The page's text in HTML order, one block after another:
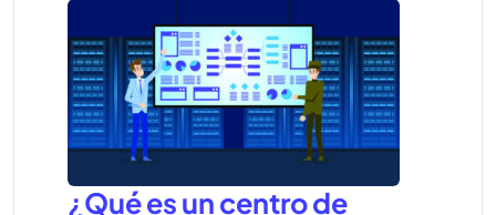
¿Qué es un centro de